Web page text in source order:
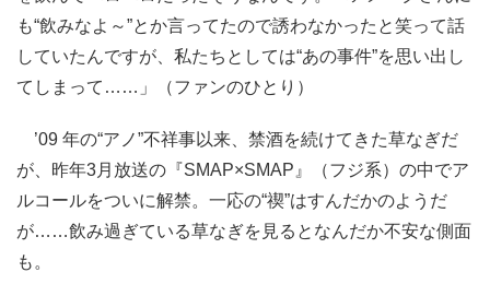
も“飲みなよ～”とか言ってたので誘わなかったと笑って話
していたんですが、私たちとしては“あの事件”を思い出し
てしまって……」（ファンのひとり）
’09 年の“アノ”不祥事以来、禁酒を続けてきた草なぎだ
が、昨年3月放送の『SMAP×SMAP』（フジ系）の中でア
ルコールをついに解禁。一応の“禊”はすんだかのようだ
が……飲み過ぎている草なぎを見るとなんだか不安な側面
も。